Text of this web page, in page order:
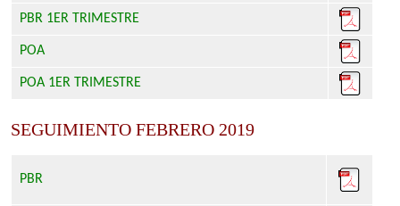
PBR 1ER TRIMESTRE
POA
POA 1ER TRIMESTRE
SEGUIMIENTO FEBRERO 2019
PBR